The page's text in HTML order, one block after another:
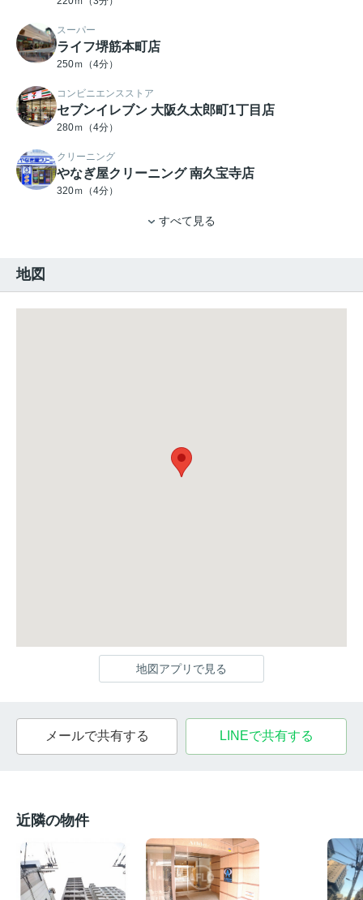
スーパー
ライフ堺筋本町店
250ｍ（4分）
コンビニエンスストア
セブンイレブン 大阪久太郎町1丁目店
280ｍ（4分）
クリーニング
やなぎ屋クリーニング 南久宝寺店
320ｍ（4分）
すべて見る
地図
地図アプリで見る
メールで共有する LINEで共有する
近隣の物件